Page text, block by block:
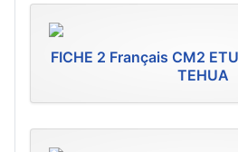
FICHE 2 Français CM2
TEHUA